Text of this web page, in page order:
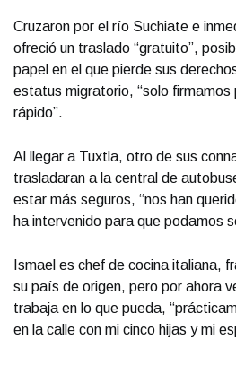
Cruzaron por el río Suchiate e
ofreció un traslado “gratuito”,
papel en el que pierde sus
estatus migratorio, “solo firmamos
rápido”.
Al llegar a Tuxtla, otro de sus
trasladaran a la central de
estar más seguros, “nos han
ha intervenido para que podamos
Ismael es chef de cocina italiana,
su país de origen, pero por ahora
trabaja en lo que pueda,
en la calle con mi cinco hijas y mi